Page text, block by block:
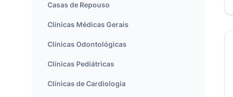
Casas de Repouso
Clínicas Médicas Gerais
Clínicas Odontológicas
Clínicas Pediátricas
Clínicas de Cardiologia